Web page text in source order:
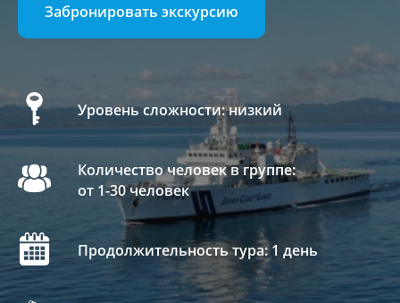
Забронировать экскурсию
Уровень сложности: низкий
Количество человек в группе:
от 1-30 человек
Продолжительность тура: 1 день